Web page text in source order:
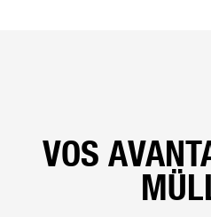
VOS